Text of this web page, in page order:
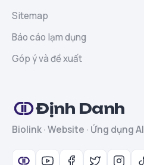
Sitemap
Báo cáo lạm dụng
Góp ý và đề xuất
Định Danh
Biolink · Website · Ứng dụng AI